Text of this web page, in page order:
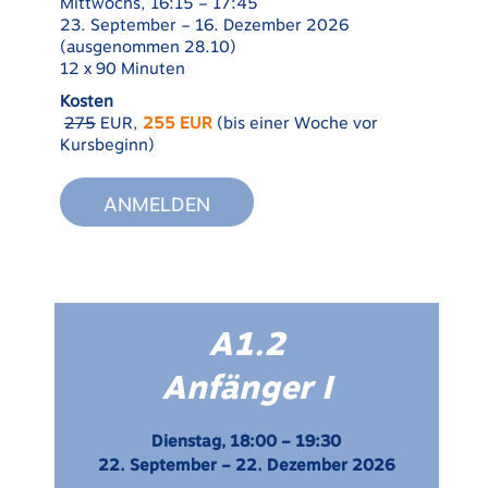
23. September – 16. Dezember 2026
(ausgenommen 28.10)
12 x 90 Minuten
Kosten
275EUR, 255 EUR(bis einer Woche vor
Kursbeginn)
ANMELDEN
A1.2
Anfänger I
Dienstag, 18:00 – 19:30
22. September – 22. Dezember 2026